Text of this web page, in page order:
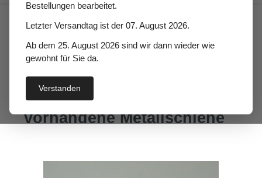
Auto / Wohnmobil / Boot
Boot
Tongo Höhe: 15mm, Breite:
35mm Zierleistengummi
zum aufklemmen auf die
vorhandene Metallschiene
Bestellungen bearbeitet.
Letzter Versandtag ist der 07. August 2026.
Ab dem 25. August 2026 sind wir dann wieder wie
gewohnt für Sie da.
Verstanden